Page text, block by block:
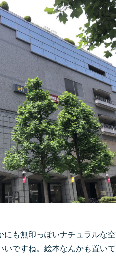
にも無印っぽいナチュラルな
いですね。絵本なんかも置い